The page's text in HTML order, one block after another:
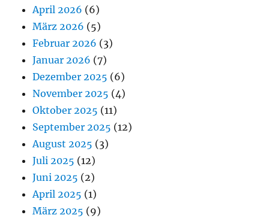
April 2026 (6)
März 2026 (5)
Februar 2026 (3)
Januar 2026 (7)
Dezember 2025 (6)
November 2025 (4)
Oktober 2025 (11)
September 2025 (12)
August 2025 (3)
Juli 2025 (12)
Juni 2025 (2)
April 2025 (1)
März 2025 (9)